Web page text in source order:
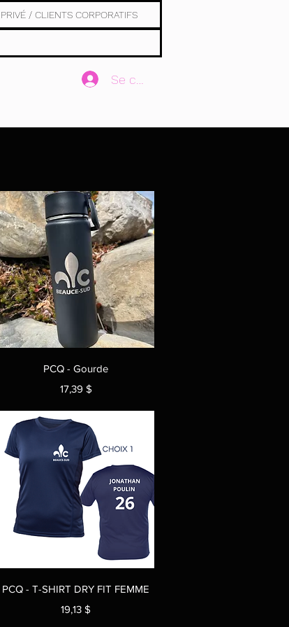
/ CLIENTS CORPORATIFS
Se connecter
Aperçu rapide
PCQ - Gourde
Prix
17,39 $
Aperçu rapide
PCQ - T-SHIRT DRY FIT FEMME
Prix
19,13 $